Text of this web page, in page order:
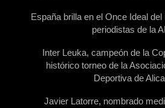
España brilla en el Once Ideal
periodistas de la
Inter Leuka, campeón de la
histórico torneo de la
Deportiva de
Javier Latorre, nombrado